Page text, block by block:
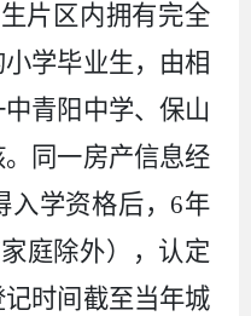
片区内拥有完全
学毕业生，由相
青阳中学、保山
同一房产信息经
学资格后， 6年
庭除外）
，认定
时间截至当年城